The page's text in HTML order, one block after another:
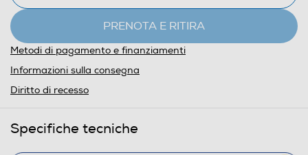
PRENOTA E RITIRA
Metodi di pagamento e finanziamenti
Informazioni sulla consegna
Diritto di recesso
Specifiche tecniche